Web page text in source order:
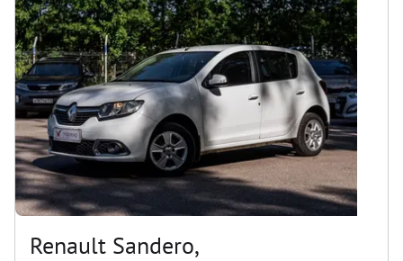
Renault Sandero,